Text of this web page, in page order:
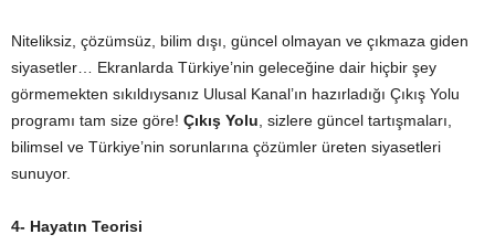
Niteliksiz, çözümsüz, bilim dışı, güncel olmayan ve çıkmaza giden
siyasetler… Ekranlarda Türkiye’nin geleceğine dair hiçbir şey
görmemekten sıkıldıysanız Ulusal Kanal’ın hazırladığı Çıkış Yolu
programı tam size göre! Çıkış Yolu , sizlere güncel tartışmaları,
bilimsel ve Türkiye’nin sorunlarına çözümler üreten siyasetleri
sunuyor.
4- Hayatın Teorisi